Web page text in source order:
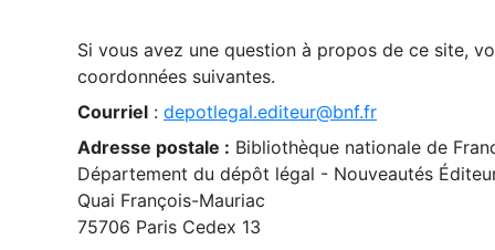
Si vous avez une question à propos de ce site,
coordonnées suivantes.
Courriel : depotlegal.editeur@bnf.fr
Adresse postale : Bibliothèque nationale de
Département du dépôt légal - Nouveautés
Quai François-Mauriac
75706 Paris Cedex 13